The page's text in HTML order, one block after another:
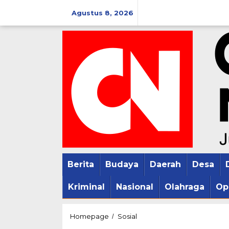
konten
Agustus 8, 2026
Berita Budaya Daerah Desa
Kriminal Nasional Olahraga
Homepage / Sosial